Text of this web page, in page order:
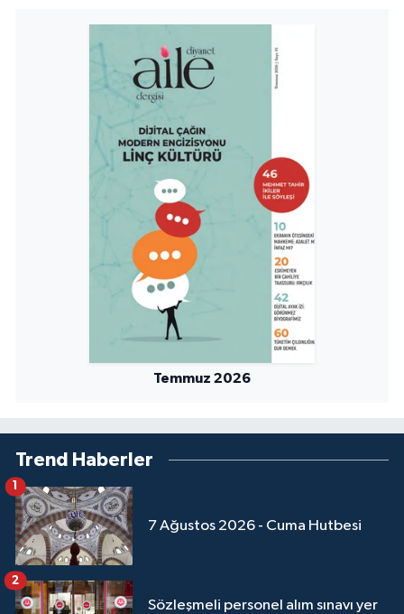
Temmuz 2026
Trend Haberler
7 Ağustos 2026 - Cuma Hutbesi
Sözleşmeli personel alım sınavı yer
2
Tokat Müftülüğü
Trabzon Müftülüğü
Tunceli Müftülüğü
Uşak Müftülüğü
Van Müftülüğü
Yalova Müftülüğü
Yozgat Müftülüğü
Zonguldak Müftülüğü